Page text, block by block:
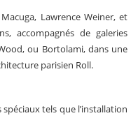
Lawrence Weiner, et
accompagnés de galeries
ou Bortolami, dans une
parisien Roll.
tels que l’installation